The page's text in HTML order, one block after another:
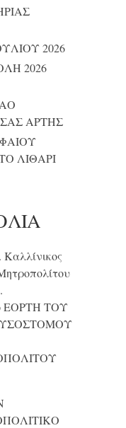
2026
2026
ΑΡΤΗΣ
ΛΙΘΑΡΙ
ΕΟΡΤΗ ΤΟΥ